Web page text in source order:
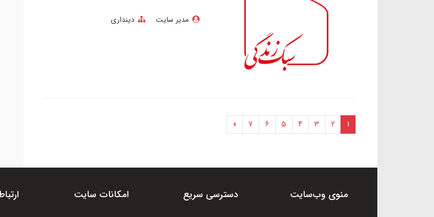
مدیر سایت دینداری
1
2
3
4
5
6
7
»
منوی وب‌سایت دسترسی سریع امکانات سایت